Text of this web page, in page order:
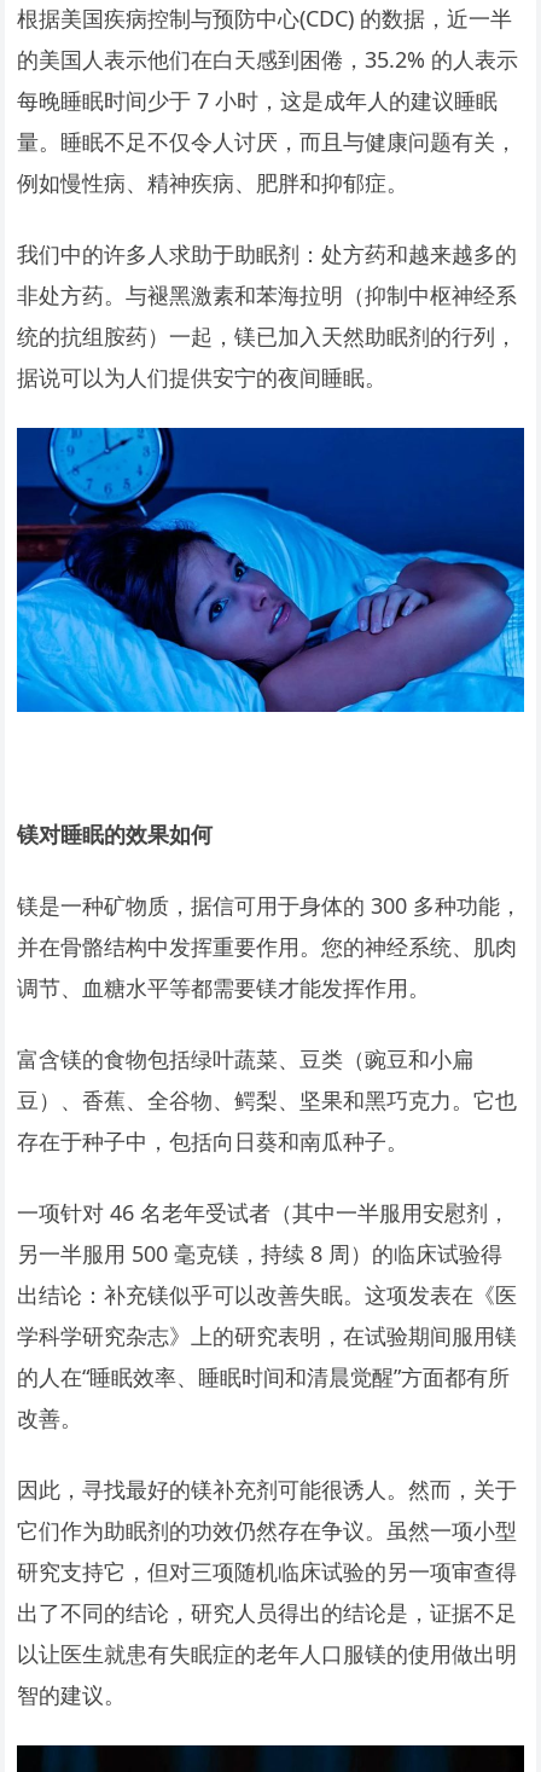
根据美国疾病控制与预防中心(CDC) 的数据，近一半
的美国人表示他们在白天感到困倦，35.2% 的人表示
每晚睡眠时间少于 7 小时，这是成年人的建议睡眠
量。睡眠不足不仅令人讨厌，而且与健康问题有关，
例如慢性病、精神疾病、肥胖和抑郁症。
我们中的许多人求助于助眠剂：处方药和越来越多的
非处方药。与褪黑激素和苯海拉明（抑制中枢神经系
统的抗组胺药）一起，镁已加入天然助眠剂的行列，
据说可以为人们提供安宁的夜间睡眠。
镁对睡眠的效果如何
镁是一种矿物质，据信可用于身体的 300 多种功能，
并在骨骼结构中发挥重要作用。您的神经系统、肌肉
调节、血糖水平等都需要镁才能发挥作用。
富含镁的食物包括绿叶蔬菜、豆类（豌豆和小扁
豆）、香蕉、全谷物、鳄梨、坚果和黑巧克力。它也
存在于种子中，包括向日葵和南瓜种子。
一项针对 46 名老年受试者（其中一半服用安慰剂，
另一半服用 500 毫克镁，持续 8 周）的临床试验得
出结论：补充镁似乎可以改善失眠。这项发表在《医
学科学研究杂志》上的研究表明，在试验期间服用镁
的人在“睡眠效率、睡眠时间和清晨觉醒”方面都有所
改善。
因此，寻找最好的镁补充剂可能很诱人。然而，关于
它们作为助眠剂的功效仍然存在争议。虽然一项小型
研究支持它，但对三项随机临床试验的另一项审查得
出了不同的结论，研究人员得出的结论是，证据不足
以让医生就患有失眠症的老年人口服镁的使用做出明
智的建议。